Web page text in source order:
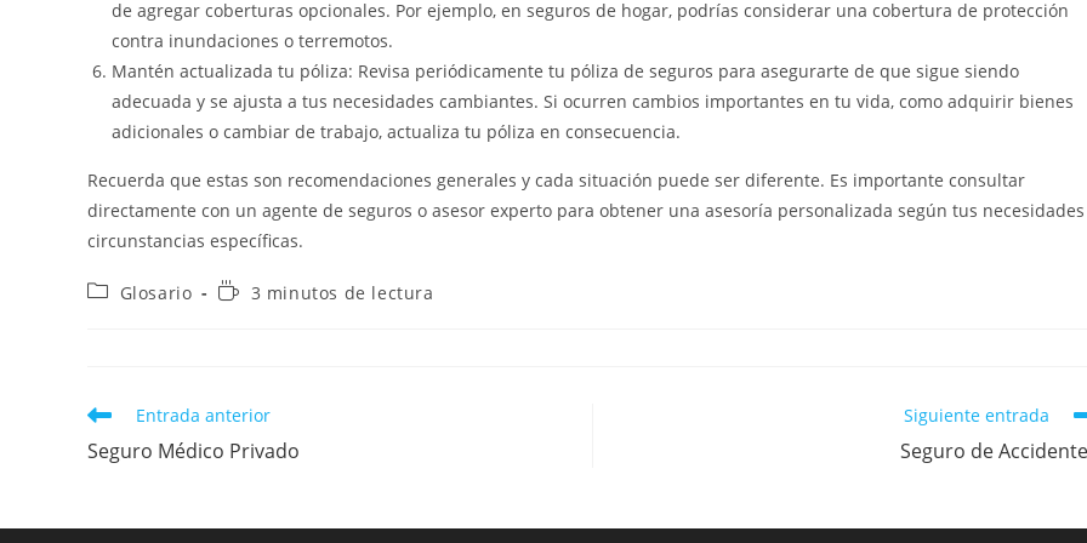
de agregar coberturas opcionales. Por ejemplo, en seguros de hogar, podrías considerar una cobertura de protección
contra inundaciones o terremotos.
Mantén actualizada tu póliza: Revisa periódicamente tu póliza de seguros para asegurarte de que sigue siendo
adecuada y se ajusta a tus necesidades cambiantes. Si ocurren cambios importantes en tu vida, como adquirir bienes
adicionales o cambiar de trabajo, actualiza tu póliza en consecuencia.
Recuerda que estas son recomendaciones generales y cada situación puede ser diferente. Es importante consultar
directamente con un agente de seguros o asesor experto para obtener una asesoría personalizada según tus
circunstancias específicas.
Categoría
Glosario
Tiempo3 minutos de lectura
Leer
artículos
Entrada anterior
Seguro Médico Privado
Siguiente entrada
Seguro de